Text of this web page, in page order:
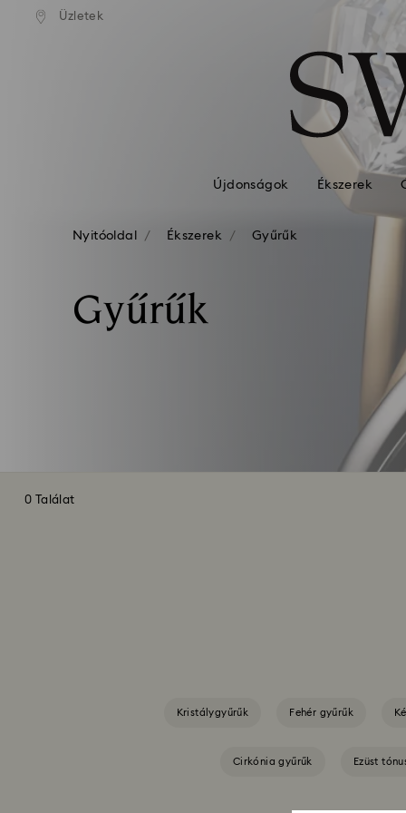
Hozzáférési-kulcs lista
Üzletek
kiszállítás 39 960 Ft
felett
Újdonságok Ékszerek
Nyitóoldal Ékszerek Gyűrűk
Gyűrűk
0 Találat
Kristálygyűrűk Fehér gyűrűk
Cirkónia gyűrűk Ezüst